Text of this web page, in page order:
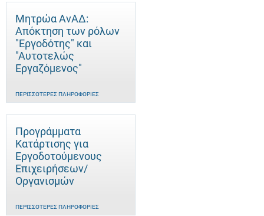
Μητρώα ΑνΑΔ:
Απόκτηση των ρόλων
"Εργοδότης" και
"Αυτοτελώς
Eργαζόμενος"
ΠΕΡΙΣΣΌΤΕΡΕΣ ΠΛΗΡΟΦΟΡΊΕΣ
Προγράμματα
Κατάρτισης για
Εργοδοτούμενους
Επιχειρήσεων/
Οργανισμών
ΠΕΡΙΣΣΌΤΕΡΕΣ ΠΛΗΡΟΦΟΡΊΕΣ